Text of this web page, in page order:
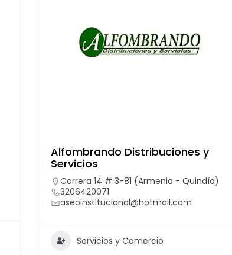
Alfombrando Distribuciones y
Servicios
Carrera 14 # 3-81 (Armenia - Quindío)
3206420071
aseoinstitucional@hotmail.com
Servicios y Comercio